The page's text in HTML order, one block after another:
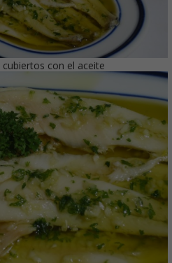
con el aceite